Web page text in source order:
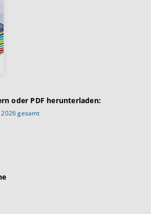
oder PDF herunterladen:
gesamt